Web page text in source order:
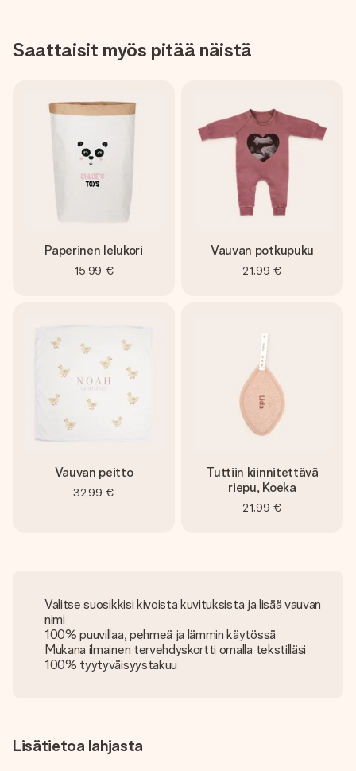
Saattaisit myös pitää näistä
Paperinen lelukori
15,99 €
Vauvan potkupuku
21,99 €
Vauvan peitto
32,99 €
Tuttiin kiinnitettävä
riepu, Koeka
21,99 €
Valitse suosikkisi kivoista kuvituksista ja lisää vauvan
nimi
100% puuvillaa, pehmeä ja lämmin käytössä
Mukana ilmainen tervehdyskortti omalla tekstilläsi
100% tyytyväisyystakuu
Lisätietoa lahjasta